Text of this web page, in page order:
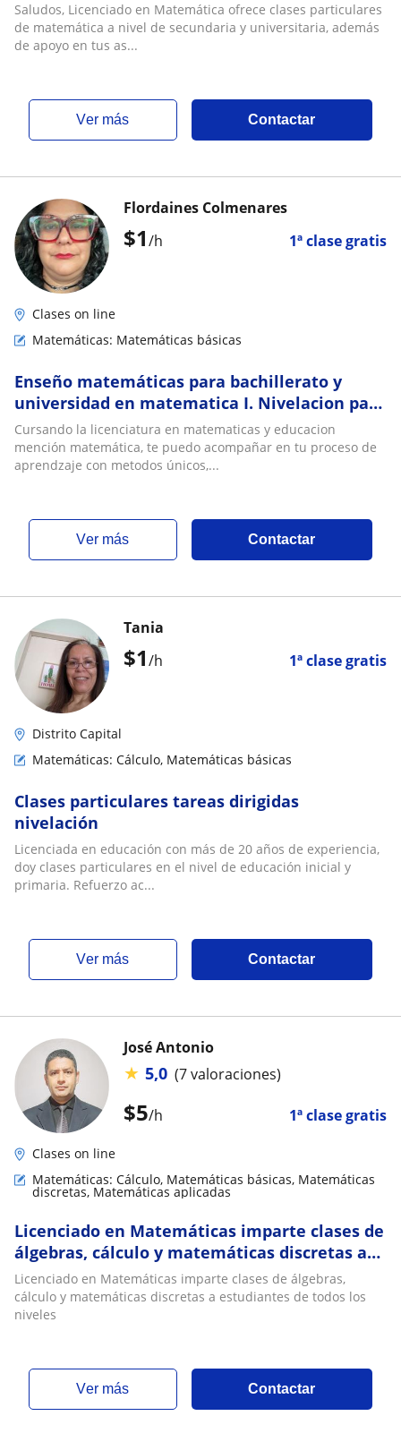
Saludos, Licenciado en Matemática ofrece clases particulares
de matemática a nivel de secundaria y universitaria, además
de apoyo en tus as...
ver más Contactar
$1/h 1ª clase gratis
Flordaines Colmenares
Clases on line
Matemáticas: Matemáticas básicas
Enseño matemáticas para bachillerato y
universidad en matematica I. Nivelacion para
bachilerato
Cursando la licenciatura en matematicas y educacion
mención matemática, te puedo acompañar en tu proceso de
aprendzaje con metodos únicos,...
ver más Contactar
$1/h 1ª clase gratis
Tania
Distrito Capital
Matemáticas: Cálculo, Matemáticas básicas
Clases particulares tareas dirigidas
nivelación
Licenciada en educación con más de 20 años de experiencia,
doy clases particulares en el nivel de educación inicial y
primaria. Refuerzo ac...
ver más Contactar
$5/h 1ª clase gratis
José Antonio
★ 5,0 (7 valoraciones)
Clases on line
Matemáticas: Cálculo, Matemáticas básicas, Matemáticas
discretas, Matemáticas aplicadas
Licenciado en Matemáticas imparte clases de
álgebras, cálculo y matemáticas discretas a
estudiantes de todos los niveles
Licenciado en Matemáticas imparte clases de álgebras,
cálculo y matemáticas discretas a estudiantes de todos los
niveles
ver más Contactar